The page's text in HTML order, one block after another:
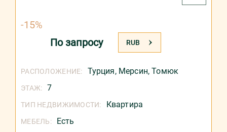
-15%
По запросу RUB
РАСПОЛОЖЕНИЕ: Турция, Мерсин,Томюк
ЭТАЖ: 7
ТИП НЕДВИЖИМОСТИ: Квартира
МЕБЕЛЬ: Есть